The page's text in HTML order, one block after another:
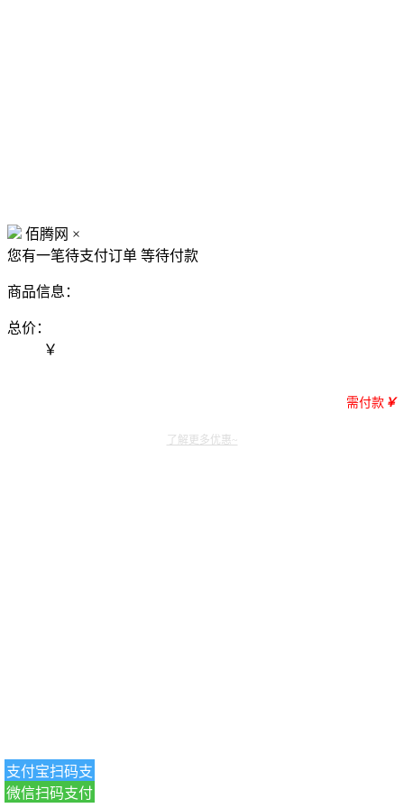
佰腾网 ×
您有一笔待支付订单 等待付款
商品信息：
总价：
￥
需付款 ￥
支付宝扫码支
付
微信扫码支付
了解更多优惠~